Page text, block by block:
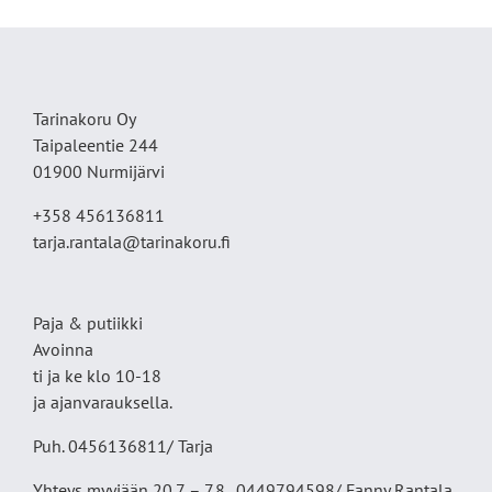
Tarinakoru Oy
Taipaleentie 244
01900 Nurmijärvi
+358 456136811
tarja.rantala@tarinakoru.fi
Paja & putiikki
Avoinna
ti ja ke klo 10-18
ja ajanvarauksella.
Puh. 0456136811/ Tarja